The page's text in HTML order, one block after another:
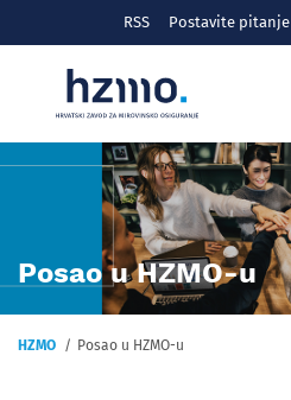
RSS Postavite pitanje
Posao u HZMO-u
HZMO Posao u HZMO-u